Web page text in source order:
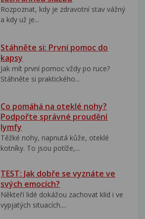
Rozpoznat, kdy je zdravotní stav vážný
a kdy už je...
Stáhněte si: První pomoc do
kapsy
Jak mít první pomoc vždy po ruce?
Stáhněte si praktického...
Co pomáhá na oteklé nohy?
Podpořte správné proudění
lymfy
Těžké nohy, napnutá kůže, oteklé
kotníky. To jsou potíže,...
TEST: Jak dobře se vyznáte ve
svých emocích?
Někteří lidé dokážou zachovat klid i ve
vypjatých situacích....